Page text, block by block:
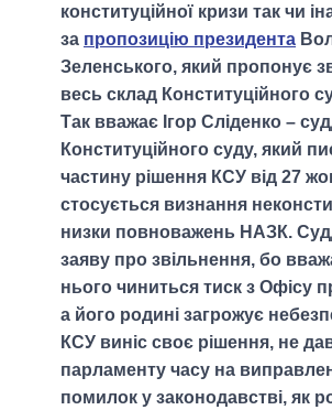
конституційної кризи так чи
за пропозицію президента
Зеленського, який пропонує
весь склад Конституційного
Так вважає Ігор Сліденко –
Конституційного суду, який
частину рішення КСУ від 27
стосується визнання
низки повноважень НАЗК.
заяву про звільнення, бо
нього чиниться тиск з Офісу
а його родині загрожує
КСУ виніс своє рішення, не
парламенту часу на
помилок у законодавстві, як